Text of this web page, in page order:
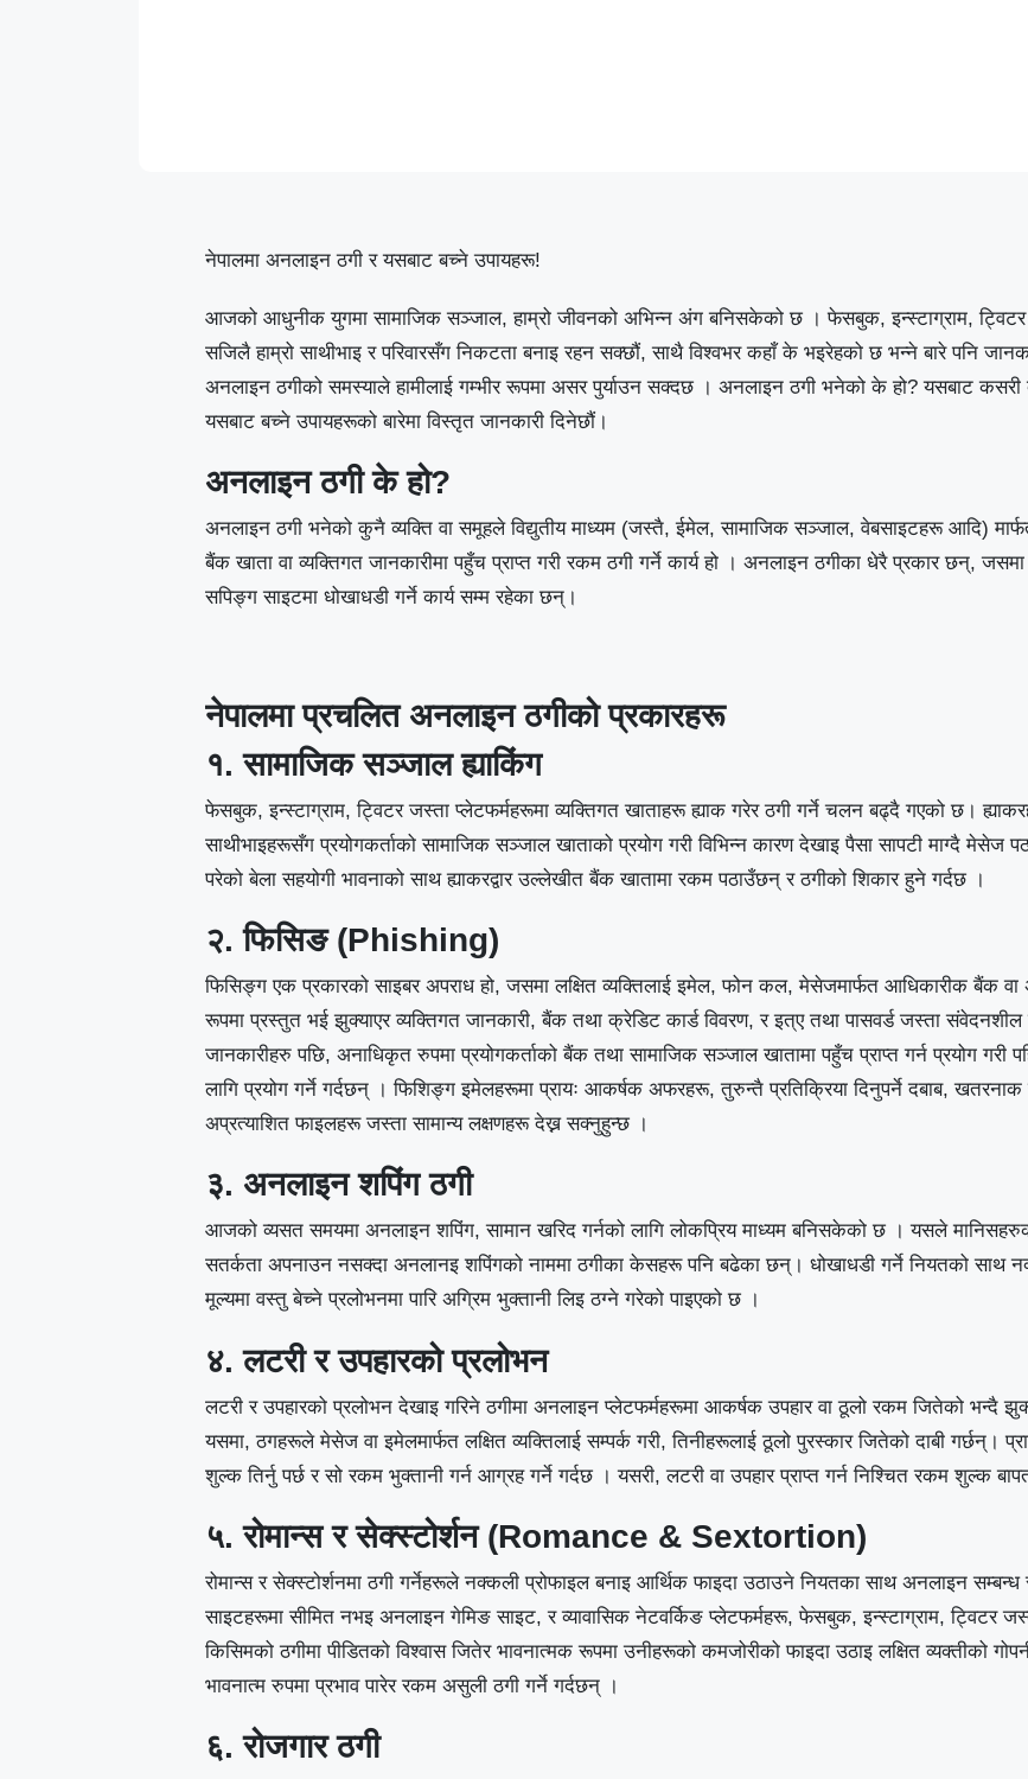
नेपालमा अनलाइन ठगी र यसबाट बच्ने उपायहरू!
आजको आधुनीक युगमा सामाजिक सञ्जाल, हाम्रो जीवनको अभिन्न अंग बनिसकेको छ । फेसबुक, इन्स्टाग्राम, ट्विटर
सजिलै हाम्रो साथीभाइ र परिवारसँग निकटता बनाइ रहन सक्छौं, साथै विश्वभर कहाँ के भइरेहको छ भन्ने बारे पनि
अनलाइन ठगीको समस्याले हामीलाई गम्भीर रूपमा असर पुर्याउन सक्दछ । अनलाइन ठगी भनेको के हो? यसबाट कसरी
यसबाट बच्ने उपायहरूको बारेमा विस्तृत जानकारी दिनेछौं।
अनलाइन ठगी के हो?
अनलाइन ठगी भनेको कुनै व्यक्ति वा समूहले विद्युतीय माध्यम (जस्तै, ईमेल, सामाजिक सञ्जाल, वेबसाइटहरू आदि)
बैंक खाता वा व्यक्तिगत जानकारीमा पहुँच प्राप्त गरी रकम ठगी गर्ने कार्य हो । अनलाइन ठगीका धेरै प्रकार छन्,
सपिङ्ग साइटमा धोखाधडी गर्ने कार्य सम्म रहेका छन्।
नेपालमा प्रचलित अनलाइन ठगीको प्रकारहरू
१. सामाजिक सञ्जाल ह्याकिंग
फेसबुक, इन्स्टाग्राम, ट्विटर जस्ता प्लेटफर्महरूमा व्यक्तिगत खाताहरू ह्याक गरेर ठगी गर्ने चलन बढ्दै गएको छ।
साथीभाइहरूसँग प्रयोगकर्ताको सामाजिक सञ्जाल खाताको प्रयोग गरी विभिन्न कारण देखाइ पैसा सापटी माग्दै मेसेज
परेको बेला सहयोगी भावनाको साथ ह्याकरद्वार उल्लेखीत बैंक खातामा रकम पठाउँछन् र ठगीको शिकार हुने गर्दछ ।
२. फिसिङ (Phishing)
फिसिङ्ग एक प्रकारको साइबर अपराध हो, जसमा लक्षित व्यक्तिलाई इमेल, फोन कल, मेसेजमार्फत आधिकारीक बैंक वा
रूपमा प्रस्तुत भई झुक्याएर व्यक्तिगत जानकारी, बैंक तथा क्रेडिट कार्ड विवरण, र इत्ए तथा पासवर्ड जस्ता संवेदनशील
जानकारीहरु पछि, अनाधिकृत रुपमा प्रयोगकर्ताको बैंक तथा सामाजिक सञ्जाल खातामा पहुँच प्राप्त गर्न प्रयोग गरी
लागि प्रयोग गर्ने गर्दछन् । फिशिङ्ग इमेलहरूमा प्रायः आकर्षक अफरहरू, तुरुन्तै प्रतिक्रिया दिनुपर्ने दबाब,
अप्रत्याशित फाइलहरू जस्ता सामान्य लक्षणहरू देख्न सक्नुहुन्छ ।
३. अनलाइन शपिंग ठगी
आजको व्यसत समयमा अनलाइन शपिंग, सामान खरिद गर्नको लागि लोकप्रिय माध्यम बनिसकेको छ । यसले
सतर्कता अपनाउन नसक्दा अनलानइ शपिंगको नाममा ठगीका केसहरू पनि बढेका छन्। धोखाधडी गर्ने नियतको साथ
मूल्यमा वस्तु बेच्ने प्रलोभनमा पारि अग्रिम भुक्तानी लिइ ठग्ने गरेको पाइएको छ ।
४. लटरी र उपहारको प्रलोभन
लटरी र उपहारको प्रलोभन देखाइ गरिने ठगीमा अनलाइन प्लेटफर्महरूमा आकर्षक उपहार वा ठूलो रकम जितेको भन्दै
यसमा, ठगहरूले मेसेज वा इमेलमार्फत लक्षित व्यक्तिलाई सम्पर्क गरी, तिनीहरूलाई ठूलो पुरस्कार जितेको दाबी गर्छन्।
शुल्क तिर्नु पर्छ र सो रकम भुक्तानी गर्न आग्रह गर्ने गर्दछ । यसरी, लटरी वा उपहार प्राप्त गर्न निश्चित रकम शुल्क
५. रोमान्स र सेक्स्टोर्शन (Romance & Sextortion)
रोमान्स र सेक्स्टोर्शनमा ठगी गर्नेहरूले नक्कली प्रोफाइल बनाइ आर्थिक फाइदा उठाउने नियतका साथ अनलाइन
साइटहरूमा सीमित नभइ अनलाइन गेमिङ साइट, र व्यावासिक नेटवर्किङ प्लेटफर्महरू, फेसबुक, इन्स्टाग्राम, ट्विटर
किसिमको ठगीमा पीडितको विश्वास जितेर भावनात्मक रूपमा उनीहरूको कमजोरीको फाइदा उठाइ लक्षित व्यक्तीको
भावनात्म रुपमा प्रभाव पारेर रकम असुली ठगी गर्ने गर्दछन् ।
६. रोजगार ठगी